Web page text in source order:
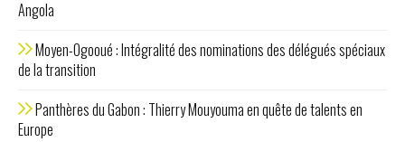
Angola
Moyen-Ogooué : Intégralité des nominations des délégués spéciaux
de la transition
Panthères du Gabon : Thierry Mouyouma en quête de talents en
Europe